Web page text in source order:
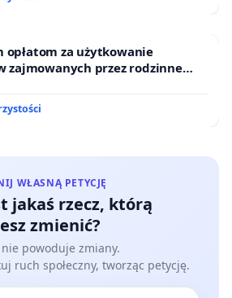
opłatom za użytkowanie
zajmowanych przez rodzinne
WŁASNĄ PETYCJĘ
jakaś rzecz, którą
zmienić?
powoduje zmiany.
ruch społeczny, tworząc petycję.